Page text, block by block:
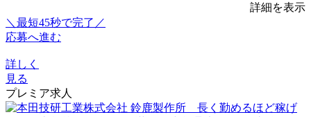
詳細を表示
＼最短45秒で完了／
応募へ進む
詳しく
見る
プレミア求人